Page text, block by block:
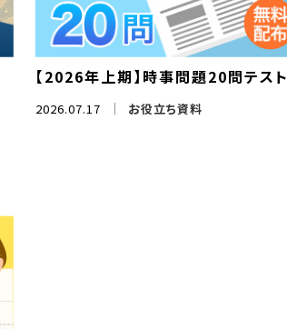
【2026年上期】時事問題20問テスト
2026.07.17 お役立ち資料